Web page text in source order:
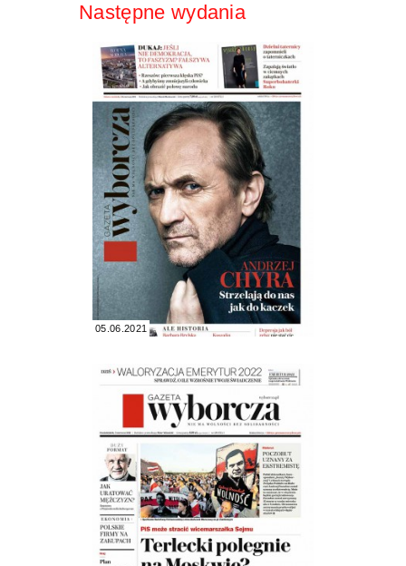
Następne wydania
05.06.2021